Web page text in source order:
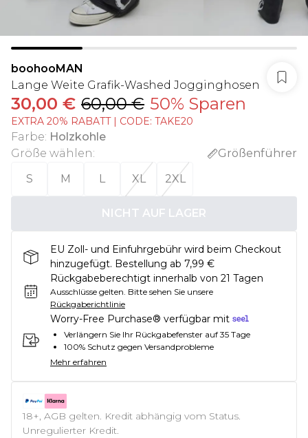
boohooMAN
Lange Weite Grafik-Washed Jogginghosen
30,00 € 60,00 € 50% Sparen
EXTRA 20% RABATT | CODE: TAKE20
Farbe: Holzkohle
Größe wählen:
Größenführer
S
M L XL 2XL
NICHT AUF LAGER
EU Zoll- und Einfuhrgebühr wird beim Checkout
hinzugefügt. Bestellung ab 7,99 €
Rückgabeberechtigt innerhalb von 21 Tagen
Ausschlüsse gelten. Bitte sehen Sie unsere
Rückgaberichtlinie
Worry-Free Purchase® verfügbar mit
Verlängern Sie Ihr Rückgabefenster auf 35 Tage
100% Schutz gegen Versandprobleme
Mehr erfahren
18+, AGB gelten. Kredit abhängig vom Status.
Unregulierter Kredit.